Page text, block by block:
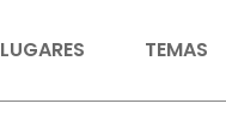
LUGARES TEMAS